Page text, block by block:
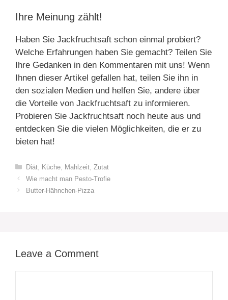
Ihre Meinung zählt!
Haben Sie Jackfruchtsaft schon einmal probiert?
Welche Erfahrungen haben Sie gemacht? Teilen Sie
Ihre Gedanken in den Kommentaren mit uns! Wenn
Ihnen dieser Artikel gefallen hat, teilen Sie ihn in
den sozialen Medien und helfen Sie, andere über
die Vorteile von Jackfruchtsaft zu informieren.
Probieren Sie Jackfruchtsaft noch heute aus und
entdecken Sie die vielen Möglichkeiten, die er zu
bieten hat!
Categories
Diät, Küche, Mahlzeit, Zutat
Wie macht man Pesto-Trofie
Butter-Hähnchen-Pizza
Leave a Comment